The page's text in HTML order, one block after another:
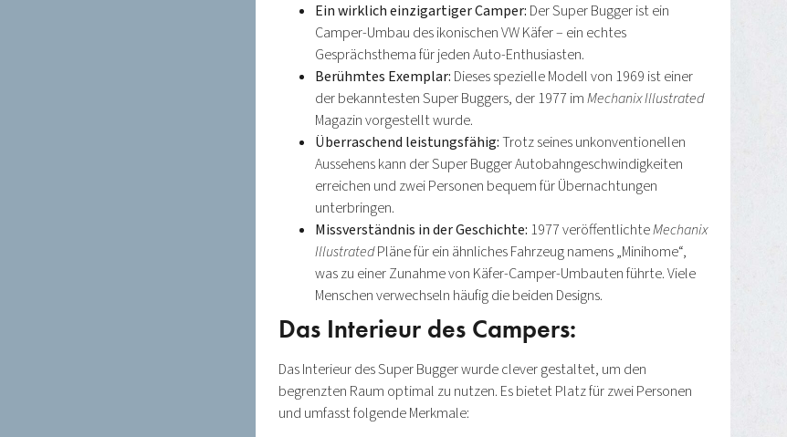
Ein wirklich einzigartiger Camper: Der Super Bugger ist ein
Camper-Umbau des ikonischen VW Käfer – ein echtes
Gesprächsthema für jeden Auto-Enthusiasten.
Berühmtes Exemplar: Dieses spezielle Modell von 1969 ist einer
der bekanntesten Super Buggers, der 1977 imMechanix Illustrated
Magazin vorgestellt wurde.
Überraschend leistungsfähig:Trotz seines unkonventionellen
Aussehens kann der Super Bugger Autobahngeschwindigkeiten
erreichen und zwei Personen bequem für Übernachtungen
unterbringen.
Missverständnis in der Geschichte: 1977 veröffentlichteMechanix
IllustratedPläne für ein ähnliches Fahrzeug namens „Minihome“,
was zu einer Zunahme von Käfer-Camper-Umbauten führte. Viele
Menschen verwechseln häufig die beiden Designs.
Das Interieur des Campers:
Das Interieur des Super Bugger wurde clever gestaltet, um den
begrenzten Raum optimal zu nutzen. Es bietet Platz für zwei Personen
und umfasst folgende Merkmale: